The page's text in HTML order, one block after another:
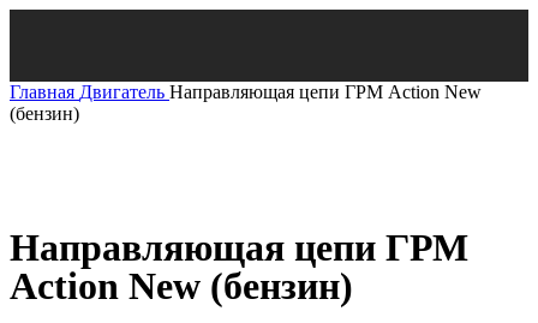
Главная Двигатель Направляющая цепи ГРМ Action New
(бензин)
Направляющая цепи ГРМ
Action New (бензин)